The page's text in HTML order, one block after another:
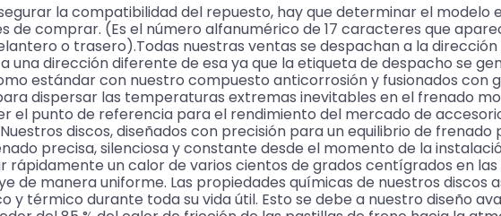
la compatibilidad del repuesto, hay que determinar el
de comprar. (Es el número alfanumérico de 17 caracteres que
o trasero).Todas nuestras ventas se despachan a la
una dirección diferente de esa ya que la etiqueta de despacho se
estándar con nuestro compuesto anticorrosión y fusionados con
dispersar las temperaturas extremas inevitables en el frenado
el punto de referencia para el rendimiento del mercado de
discos, diseñados con precisión para un equilibrio de
precisa, silenciosa y constante desde el momento de la
rápidamente un calor de varios cientos de grados centígrados en
de manera uniforme. Las propiedades químicas de nuestros
y térmico durante toda su vida útil. Esto se debe a nuestro diseño